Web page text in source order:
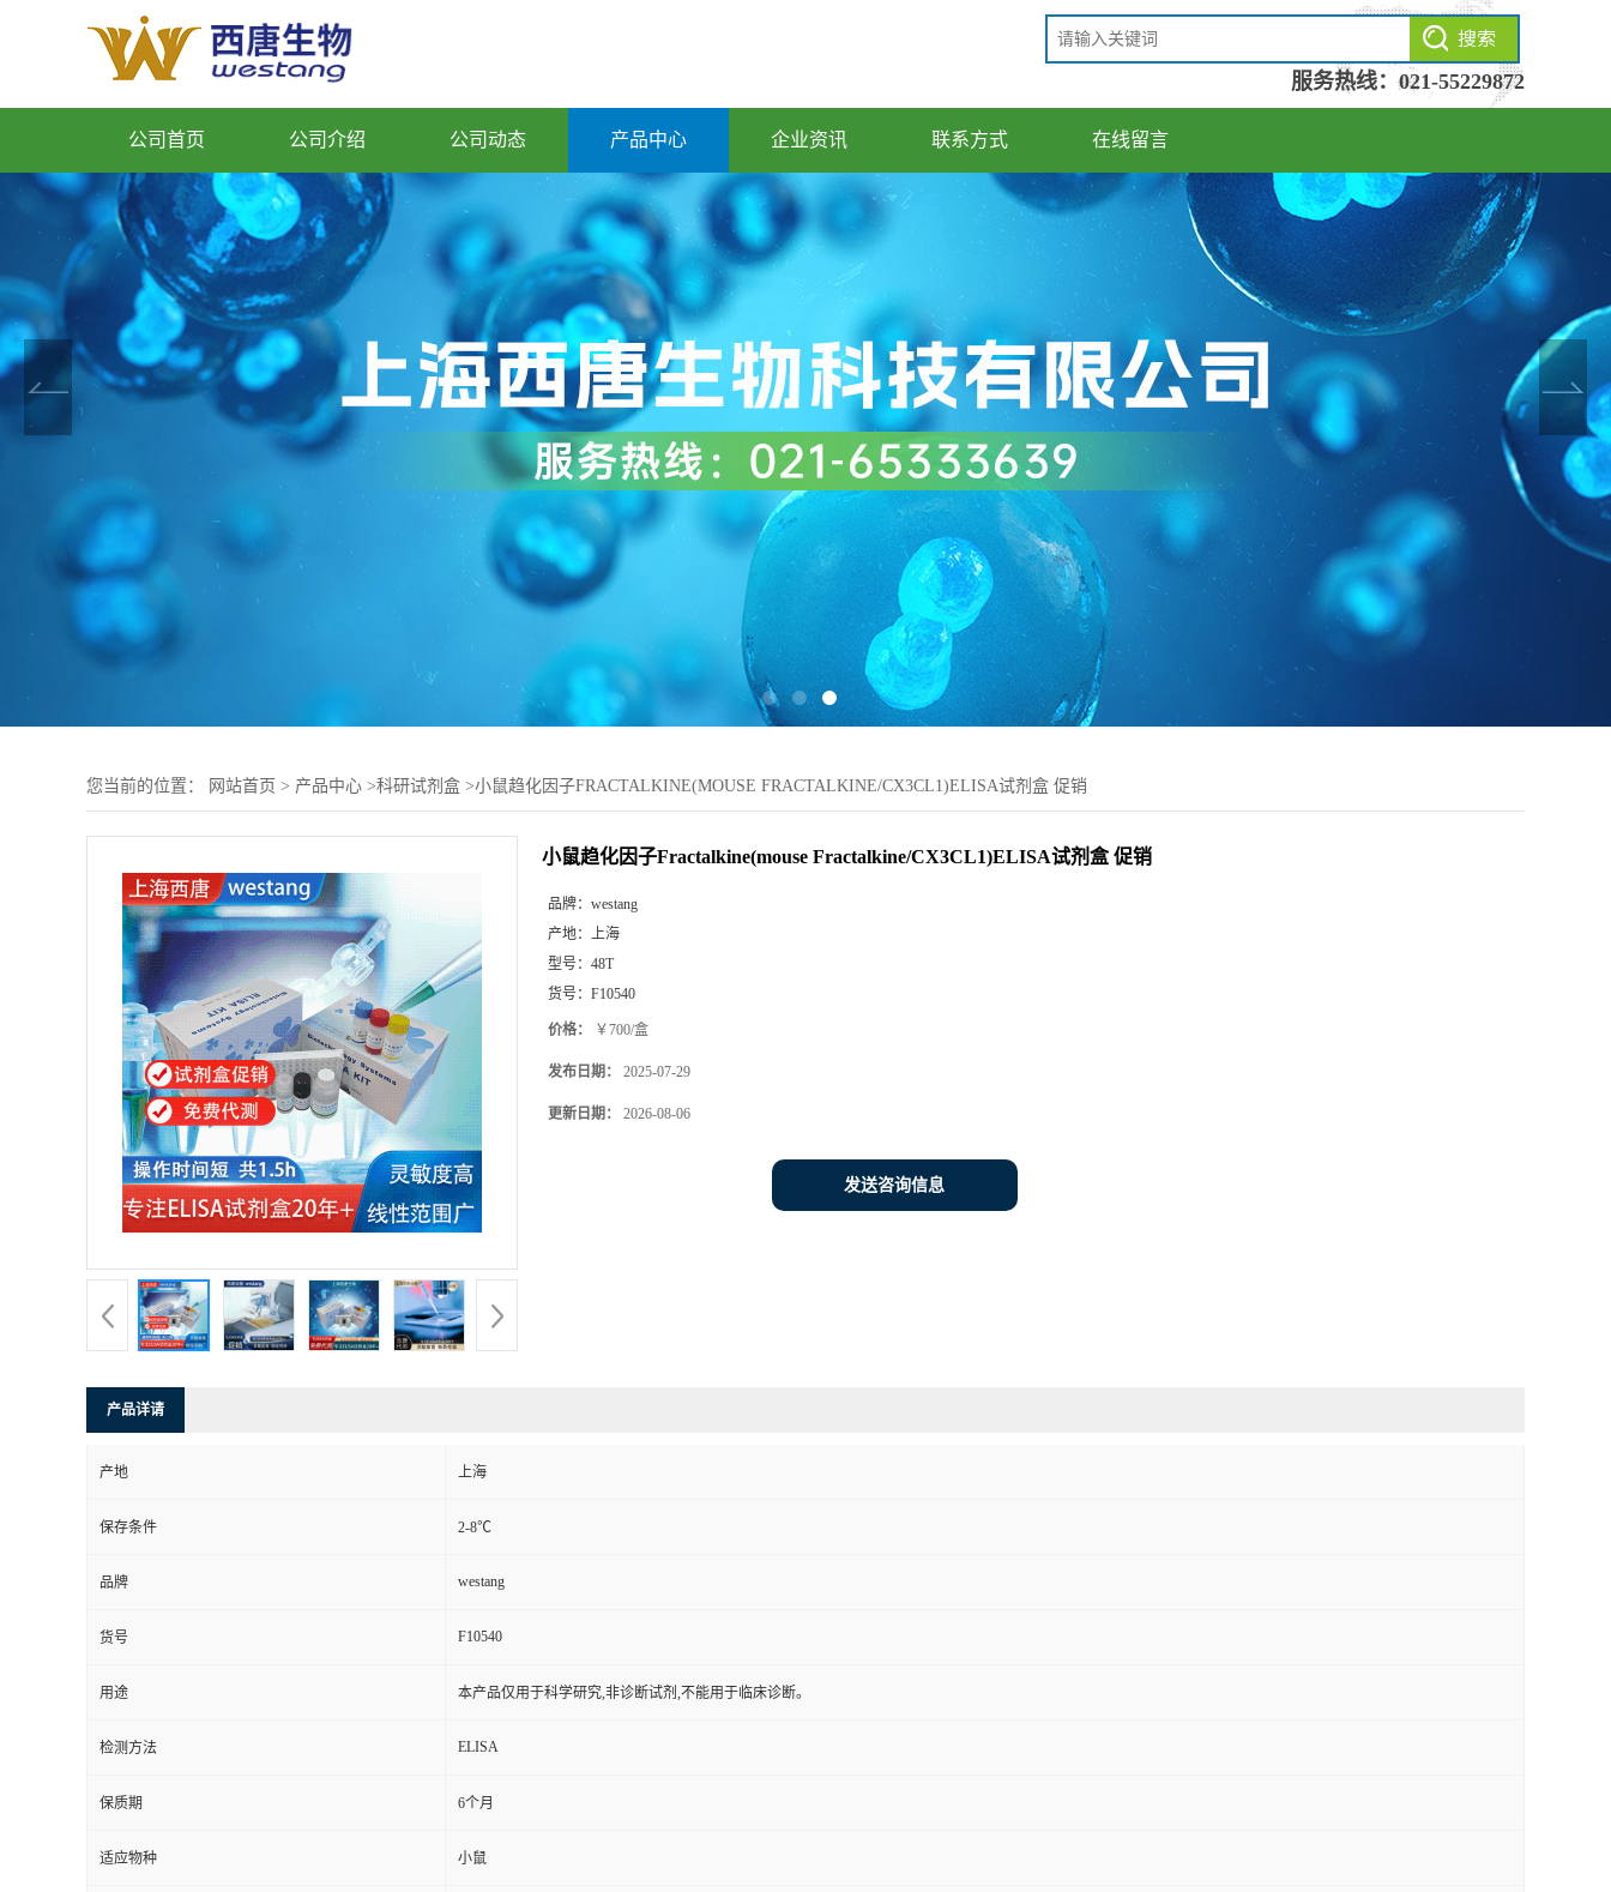
服务热线： 021-55229872
公司首页 公司介绍 公司动态 产品中心 企业资讯 联系方式 在线留言
您当前的位置： 网站首页 > 产品中心 >科研试剂盒 >小鼠趋化因子FRACTALKINE(MOUSE FRACTALKINE/CX3CL1)ELISA试剂盒 促销
小鼠趋化因子Fractalkine(mouse Fractalkine/CX3CL1)ELISA试剂盒 促销
品牌： westang
产地： 上海
型号： 48T
货号： F10540
价格： ￥700/盒
发布日期： 2025-07-29
更新日期： 2026-08-06
发送咨询信息
产品详请
产地 上海
保存条件 2-8℃
品牌 westang
货号 F10540
用途 本产品仅用于科学研究,非诊断试剂,不能用于临床诊断。
检测方法 ELISA
保质期 6个月
适应物种 小鼠